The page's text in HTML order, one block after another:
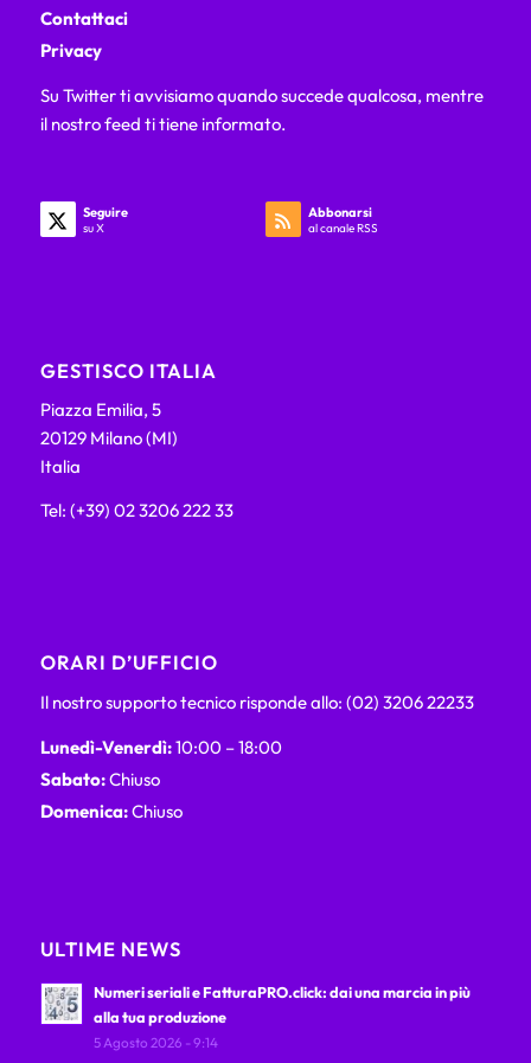
Contattaci
Privacy
Su Twitter ti avvisiamo quando succede qualcosa, mentre
il nostro feed ti tiene informato.
Seguire
su X
Abbonarsi
al canale RSS
GESTISCO ITALIA
Piazza Emilia, 5
20129 Milano (MI)
Italia
Tel: (+39) 02 3206 222 33
ORARI D’UFFICIO
Il nostro supporto tecnico risponde allo: (02) 3206 22233
Lunedì-Venerdì:10:00 – 18:00
Sabato:Chiuso
Domenica:Chiuso
ULTIME NEWS
Numeri seriali e FatturaPRO.click: dai una marcia in più
alla tua produzione
5 Agosto 2026 - 9:14